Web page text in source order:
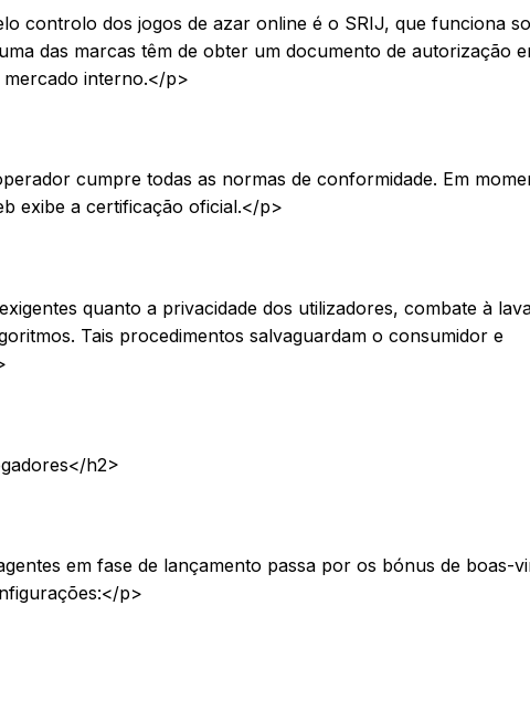
controlo dos jogos de azar online é o SRIJ, que funciona
das marcas têm de obter um documento de autorização
interno.</p>
cumpre todas as normas de conformidade. Em
exibe a certificação oficial.</p>
quanto a privacidade dos utilizadores, combate à
Tais procedimentos salvaguardam o consumidor e
h2>
em fase de lançamento passa por os bónus de boas-
p>